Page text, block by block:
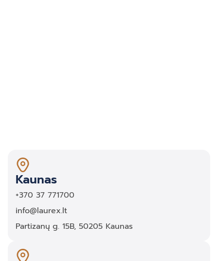
Kaunas
+370 37 771700
info@laurex.lt
Partizanų g. 15B, 50205 Kaunas